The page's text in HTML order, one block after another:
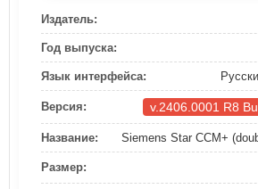
Издатель:
Год выпуска:
Язык интерфейса:
Версия: v.2406.0001 R8
Название: Siemens Star CCM+
Размер: